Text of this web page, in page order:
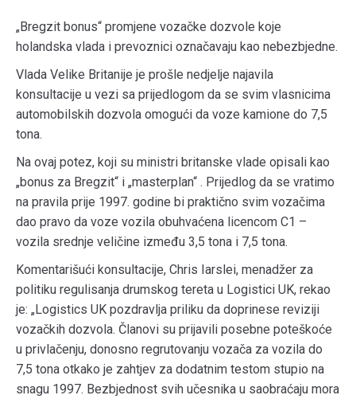
„Bregzit bonus“ promjene vozačke dozvole koje
holandska vlada i prevoznici označavaju kao nebezbjedne.
Vlada Velike Britanije je prošle nedjelje najavila
konsultacije u vezi sa prijedlogom da se svim vlasnicima
automobilskih dozvola omogući da voze kamione do 7,5
tona.
Na ovaj potez, koji su ministri britanske vlade opisali kao
„bonus za Bregzit“ i „masterplan“ . Prijedlog da se vratimo
na pravila prije 1997. godine bi praktično svim vozačima
dao pravo da voze vozila obuhvaćena licencom C1 –
vozila srednje veličine između 3,5 tona i 7,5 tona.
Komentarišući konsultacije, Chris Iarslei, menadžer za
politiku regulisanja drumskog tereta u Logistici UK, rekao
je: „Logistics UK pozdravlja priliku da doprinese reviziji
vozačkih dozvola. Članovi su prijavili posebne poteškoće
u privlačenju, donosno regrutovanju vozača za vozila do
7,5 tona otkako je zahtjev za dodatnim testom stupio na
snagu 1997. Bezbjednost svih učesnika u saobraćaju mora